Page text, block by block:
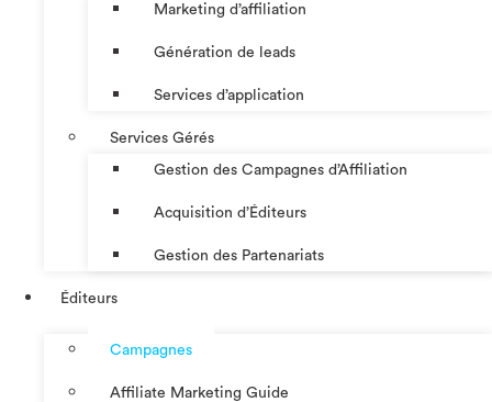
Marketing d’affiliation
Génération de leads
Services d’application
Services Gérés
Gestion des Campagnes d’Affiliation​
Acquisition d’Éditeurs
Gestion des Partenariats
Éditeurs
Campagnes
Affiliate Marketing Guide